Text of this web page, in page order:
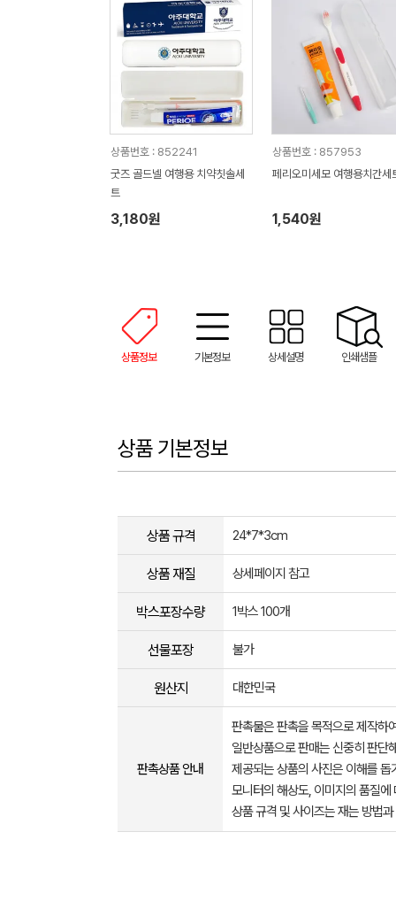
상품번호 : 852241
굿즈 골드넬 여행용 치약칫솔세
트
3,180원
상품번호 : 857953
페리오미세모 여행용치간세
1,540원
상품정보 기본정보 상세설명 인쇄샘플
상품 기본정보
상품 규격 24*7*3cm
상품 재질 상세페이지 참고
박스포장수량 1박스 100개
선물포장 불가
원산지 대한민국
판촉상품 안내
판촉물은 판촉을 목적으로 제작하
일반상품으로 판매는 신중히 판단
제공되는 상품의 사진은 이해를
모니터의 해상도, 이미지의 품질
상품 규격 및 사이즈는 재는 방법